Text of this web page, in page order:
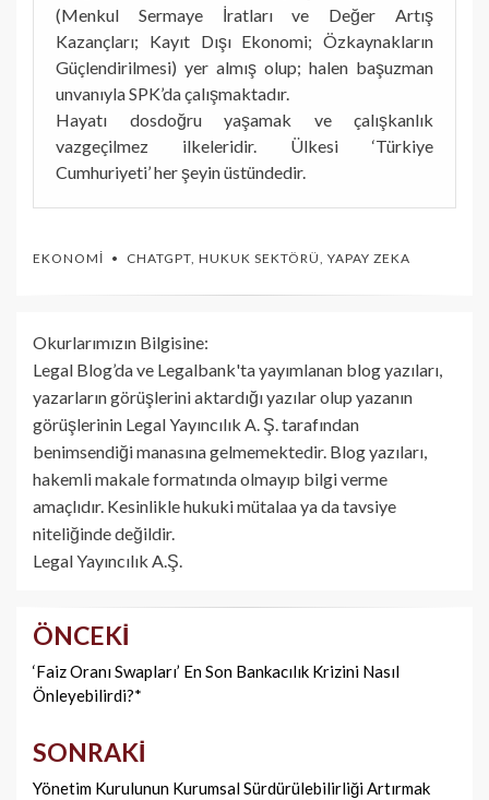
(Menkul Sermaye İratları ve Değer Artış
Kazançları; Kayıt Dışı Ekonomi; Özkaynakların
Güçlendirilmesi) yer almış olup; halen başuzman
unvanıyla SPK’da çalışmaktadır.
Hayatı dosdoğru yaşamak ve çalışkanlık
vazgeçilmez ilkeleridir. Ülkesi ‘Türkiye
Cumhuriyeti’ her şeyin üstündedir.
EKONOMI CHATGPT HUKUK SEKTÖRÜ YAPAY ZEKA
Okurlarımızın Bilgisine:
Legal Blog’da ve Legalbank'ta yayımlanan blog yazıları,
yazarların görüşlerini aktardığı yazılar olup yazanın
görüşlerinin Legal Yayıncılık A. Ş. tarafından
benimsendiği manasına gelmemektedir. Blog yazıları,
hakemli makale formatında olmayıp bilgi verme
amaçlıdır. Kesinlikle hukuki mütalaa ya da tavsiye
niteliğinde değildir.
Legal Yayıncılık A.Ş.
Yazı
dolaşımı
ÖNCEKI
‘Faiz Oranı Swapları’ En Son Bankacılık Krizini Nasıl
Önleyebilirdi?*
SONRAKI
Yönetim Kurulunun Kurumsal Sürdürülebilirliği Artırmak